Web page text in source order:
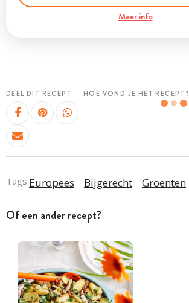
Meer info
DEEL DIT RECEPT HOE VOND JE HET RECEPT?
Tags:Europees Bijgerecht Groenten
Of een ander recept?